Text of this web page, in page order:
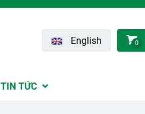
English 0
TIN TỨC